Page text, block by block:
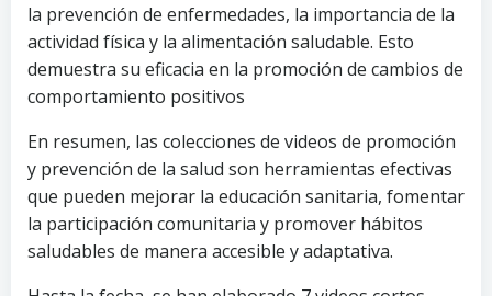
la prevención de enfermedades, la importancia de la
actividad física y la alimentación saludable. Esto
demuestra su eficacia en la promoción de cambios de
comportamiento positivos
En resumen, las colecciones de videos de promoción
y prevención de la salud son herramientas efectivas
que pueden mejorar la educación sanitaria, fomentar
la participación comunitaria y promover hábitos
saludables de manera accesible y adaptativa.